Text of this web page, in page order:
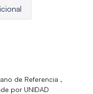
de Referencia ,
por UNIDAD